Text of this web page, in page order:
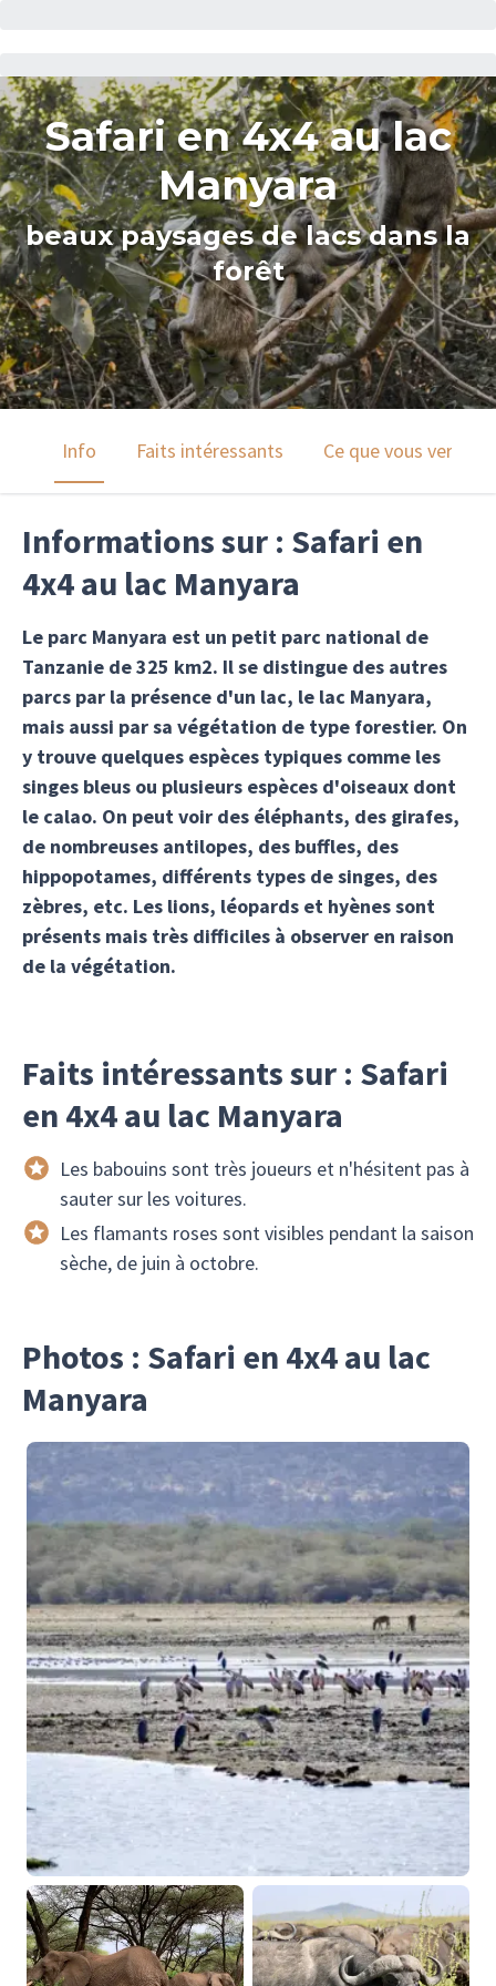
Safari en 4x4 au lac
Manyara
beaux paysages de lacs dans la
forêt
Info Faits intéressants Ce que vous verrez
Informations sur : Safari en
4x4 au lac Manyara
Le parc Manyara est un petit parc national de
Tanzanie de 325 km2. Il se distingue des autres
parcs par la présence d'un lac, le lac Manyara,
mais aussi par sa végétation de type forestier. On
y trouve quelques espèces typiques comme les
singes bleus ou plusieurs espèces d'oiseaux dont
le calao. On peut voir des éléphants, des girafes,
de nombreuses antilopes, des buffles, des
hippopotames, différents types de singes, des
zèbres, etc. Les lions, léopards et hyènes sont
présents mais très difficiles à observer en raison
de la végétation.
Faits intéressants sur : Safari
en 4x4 au lac Manyara
Les babouins sont très joueurs et n'hésitent pas à
sauter sur les voitures.
Les flamants roses sont visibles pendant la saison
sèche, de juin à octobre.
Photos : Safari en 4x4 au lac
Manyara